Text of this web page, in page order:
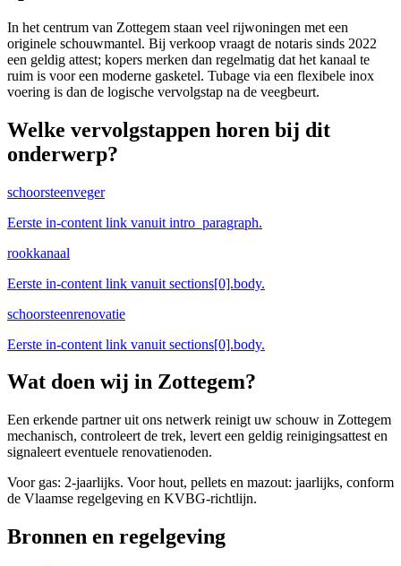
In het centrum van Zottegem staan veel rijwoningen met een
originele schouwmantel. Bij verkoop vraagt de notaris sinds 2022
een geldig attest; kopers merken dan regelmatig dat het kanaal te
ruim is voor een moderne gasketel. Tubage via een flexibele inox
voering is dan de logische vervolgstap na de veegbeurt.
Welke vervolgstappen horen bij dit
onderwerp?
schoorsteenveger
Eerste in-content link vanuit intro_paragraph.
rookkanaal
Eerste in-content link vanuit sections[0].body.
schoorsteenrenovatie
Eerste in-content link vanuit sections[0].body.
Wat doen wij in Zottegem?
Een erkende partner uit ons netwerk reinigt uw schouw in Zottegem
mechanisch, controleert de trek, levert een geldig reinigingsattest en
signaleert eventuele renovatienoden.
Voor gas: 2-jaarlijks. Voor hout, pellets en mazout: jaarlijks, conform
de Vlaamse regelgeving en KVBG-richtlijn.
Bronnen en regelgeving